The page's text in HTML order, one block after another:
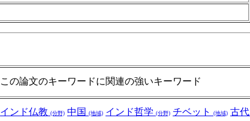
この論文のキーワードに関連の強いキーワード
インド仏教 (分野) 中国 (地域) インド哲学 (分野) チベット (地域) 古代